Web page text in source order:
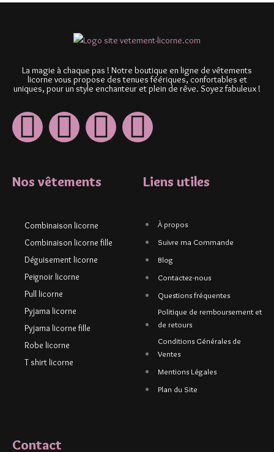
La magie à chaque pas ! Notre boutique en ligne de vêtements
licorne vous propose des tenues féériques, confortables et
uniques, pour un style enchanteur et plein de rêve. Soyez fabuleux !
Nos vêtements
Combinaison licorne
Combinaison licorne fille
Déguisement licorne
Peignoir licorne
Pull licorne
Pyjama licorne
Pyjama licorne fille
Robe licorne
T shirt licorne
Liens utiles
À propos
Suivre ma Commande
Blog
Contactez-nous
Questions fréquentes
Politique de remboursement et
de retours
Conditions Générales de
Ventes
Mentions Légales
Plan du Site
Contact